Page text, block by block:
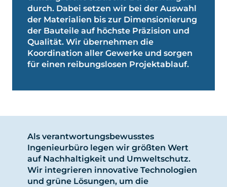
durch. Dabei setzen wir bei der Auswahl
der Materialien bis zur Dimensionierung
der Bauteile auf höchste Präzision und
Qualität. Wir übernehmen die
Koordination aller Gewerke und sorgen
für einen reibungslosen Projektablauf.
Als verantwortungsbewusstes
Ingenieurbüro legen wir größten Wert
auf Nachhaltigkeit und Umweltschutz.
Wir integrieren innovative Technologien
und grüne Lösungen, um die